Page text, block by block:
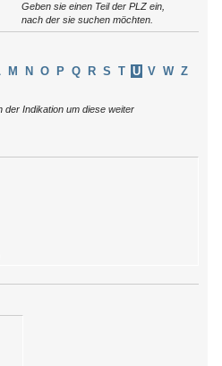
Geben sie einen Teil der PLZ ein,
nach der sie suchen möchten.
M N O P Q R S T U V W Z
der Indikation um diese weiter